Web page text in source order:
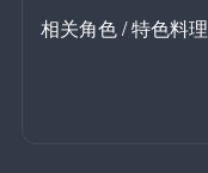
相关角色 / 特色料理